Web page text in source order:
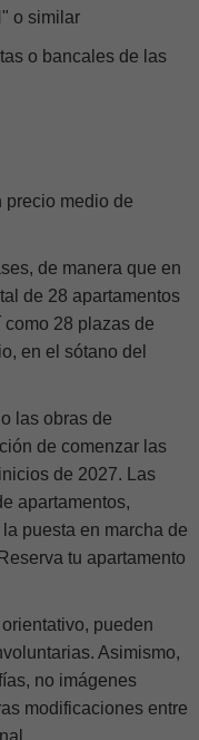
o similar
o bancales de las
precio medio de
de manera que en
de 28 apartamentos
28 plazas de
en el sótano del
las obras de
de comenzar las
de 2027. Las
apartamentos,
puesta en marcha de
tu apartamento
pueden
Asimismo,
no imágenes
modificaciones entre